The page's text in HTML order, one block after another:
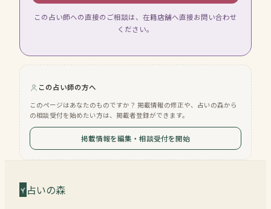
この占い師への直接のご相談は、在籍店舗へ直接お問い合わせ
ください。
この占い師の方へ
このページはあなたのものですか？ 掲載情報の修正や、占いの森から
の相談受付を始めたい方は、掲載者登録ができます。
掲載情報を編集・相談受付を開始
占いの森